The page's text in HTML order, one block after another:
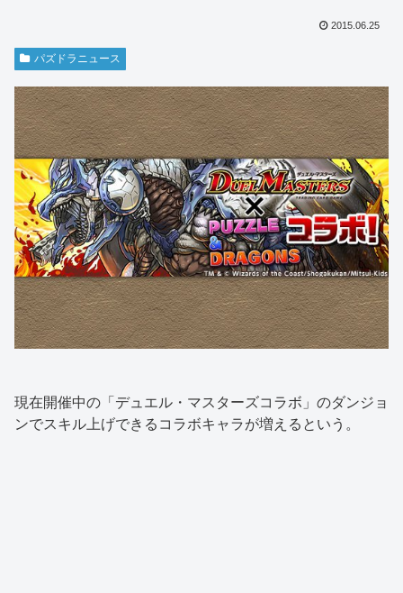
2015.06.25
パズドラニュース
現在開催中の「デュエル・マスターズコラボ」のダンジョ
ンでスキル上げできるコラボキャラが増えるという。